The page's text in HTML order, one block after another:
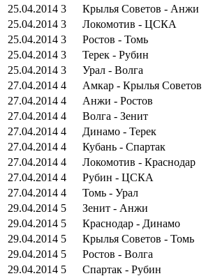
25.04.2014 3 Крылья Советов - Анжи
25.04.2014 3 Локомотив - ЦСКА
25.04.2014 3 Ростов - Томь
25.04.2014 3 Терек - Рубин
25.04.2014 3 Урал - Волга
27.04.2014 4 Амкар - Крылья Советов
27.04.2014 4 Анжи - Ростов
27.04.2014 4 Волга - Зенит
27.04.2014 4 Динамо - Терек
27.04.2014 4 Кубань - Спартак
27.04.2014 4 Локомотив - Краснодар
27.04.2014 4 Рубин - ЦСКА
27.04.2014 4 Томь - Урал
29.04.2014 5 Зенит - Анжи
29.04.2014 5 Краснодар - Динамо
29.04.2014 5 Крылья Советов - Томь
29.04.2014 5 Ростов - Волга
29.04.2014 5 Спартак - Рубин